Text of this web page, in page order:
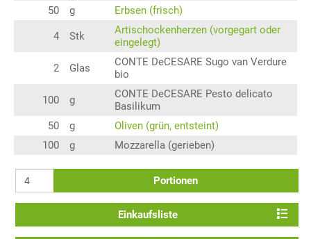
50
g Erbsen (frisch)
4 Stk
Artischockenherzen (vorgegart oder
eingelegt)
2 Glas
CONTE DeCESARE Sugo van Verdure
bio
100 g
CONTE DeCESARE Pesto delicato
Basilikum
50
g
Oliven (grün, entsteint)
100
g Mozzarella (gerieben)
Portionen
Einkaufsliste